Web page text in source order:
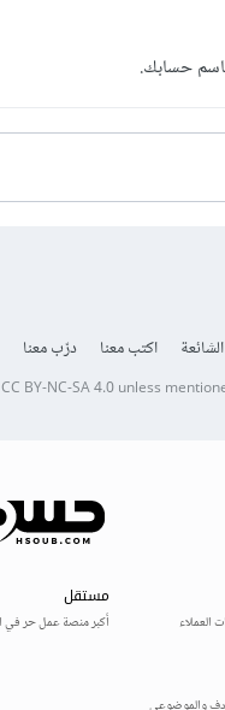
حسابك.
اكتب معنا درّب معنا
CC BY-NC-SA 4.0unless